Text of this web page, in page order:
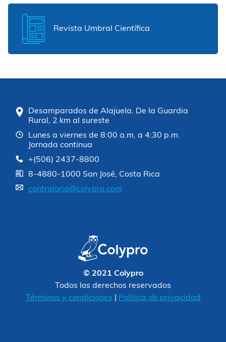
Revista Umbral Científica
Desamparados de Alajuela. De la Guardia
Rural, 2 km al sureste
Lunes a viernes de 8:00 a.m. a 4:30 p.m.
Jornada continua
+(506) 2437-8800
8-4880-1000 San José, Costa Rica
contraloria@colypro.com
© 2021 Colypro
Todos los derechos reservados
Términos y condiciones
Política de privacidad